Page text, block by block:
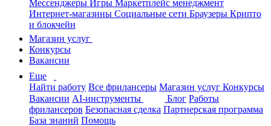
Мессенджеры Игры Маркетплейс менеджмент
Интернет-магазины Социальные сети Браузеры Крипто
и блокчейн
Магазин услуг
Конкурсы
Вакансии
Еще
Найти работу Все фрилансеры Магазин услуг Конкурсы
Вакансии AI-инструменты Блог Работы
фрилансеров Безопасная сделка Партнерская программа
База знаний Помощь